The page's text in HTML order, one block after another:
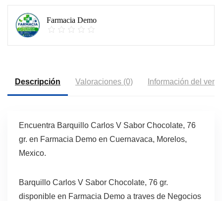
Farmacia Demo
Descripción Valoraciones (0) Información del
Encuentra Barquillo Carlos V Sabor Chocolate, 76
gr. en Farmacia Demo en Cuernavaca, Morelos,
Mexico.
Barquillo Carlos V Sabor Chocolate, 76 gr.
disponible en Farmacia Demo a traves de Negocios